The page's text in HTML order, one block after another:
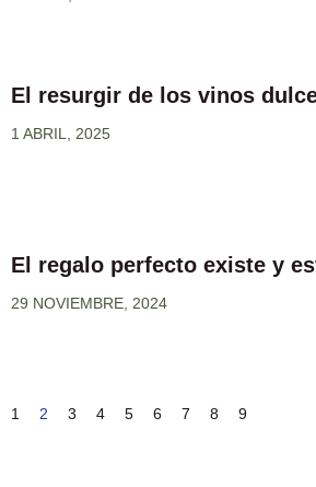
El resurgir de los vinos
1 ABRIL, 2025
El regalo perfecto existe y
29 NOVIEMBRE, 2024
1 2 3 4 5 6 7 8 9